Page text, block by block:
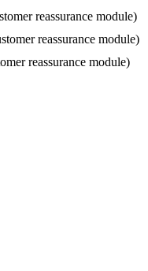
reassurance module)
reassurance module)
reassurance module)